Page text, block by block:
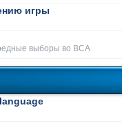
игры
выборы во ВСА